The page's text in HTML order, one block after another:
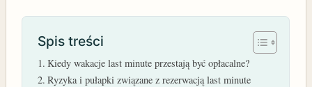
Spis treści
Kiedy wakacje last minute przestają być opłacalne?
Ryzyka i pułapki związane z rezerwacją last minute